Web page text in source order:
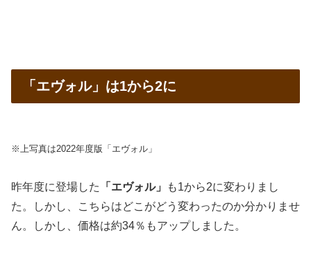
「エヴォル」は1から2に
※上写真は2022年度版「エヴォル」
昨年度に登場した 「エヴォル」
も1から2に変わりまし
た。しかし、こちらはどこがどう変わったのか分かりませ
ん。しかし、価格は約34％もアップしました。